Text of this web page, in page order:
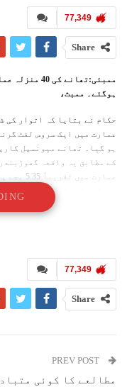
77,349
Share
ہوگئے۔ ممبث،
حکام نے بتایا کہ اتوار کی
ہو گیا۔ تھانے میونسپل
کے مطابق یہ واقعہ
عمارت
منزلوں اور اسکائی رائز
کے بعد سروس لفٹ سے نیچے
تکنیکی خرابی ہوئی، لفٹ
اسے قریبی سرکاری اسپتال
38، اور ایک نامعلوم ہے۔
77,349
Share
مطالعے کا کوئی